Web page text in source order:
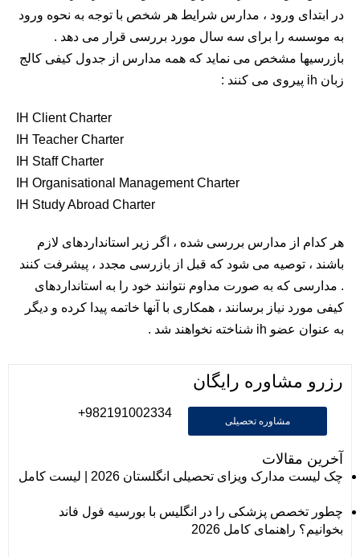
در ابتدای ورود ، مدارس شرایط هر شخص با توجه به نحوه ورود
به موسسه را برای سه سال مورد بررسی قرار می دهد .
بازرسیها مشخص می نماید که همه مدارس از جدول کیفی کالج
زبان ih پیروی می کنند :
IH Client Charter
هر کدام از مدارس بررسی شده ، اگر زیر استانداردهای لازم
باشند ، توصیه می شود که قبل از بازرسی مجدد ، پیشرفت کنند
. مدارسی که به صورت مداوم نتوانند خود را به استانداردهای
کیفی مورد نیاز برسانند ، همکاری با آنها خاتمه پیدا کرده و دیگر
به عنوان عضو ih شناخته نخواهند شد .
رزرو مشاوره رایگان
مشاوره تحصیلی
982191002334+
آخرین مقالات
چک لیست مدارک ویزای تحصیلی انگلستان 2026 | لیست کامل
چطور تخصص پزشکی را در انگلیس با بورسیه فول فاند
بخوانیم؟ راهنمای کامل 2026